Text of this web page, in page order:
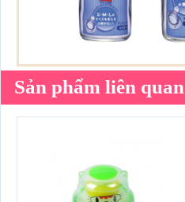
Sản phẩm liên quan